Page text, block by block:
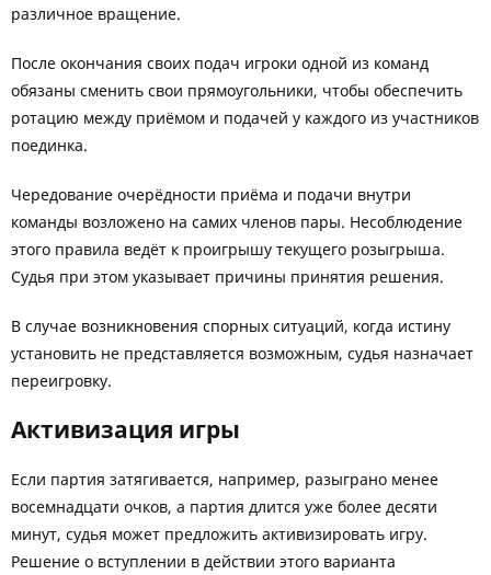
различное вращение.
После окончания своих подач игроки одной из команд
обязаны сменить свои прямоугольники, чтобы обеспечить
ротацию между приёмом и подачей у каждого из участников
поединка.
Чередование очерёдности приёма и подачи внутри
команды возложено на самих членов пары. Несоблюдение
этого правила ведёт к проигрышу текущего розыгрыша.
Судья при этом указывает причины принятия решения.
В случае возникновения спорных ситуаций, когда истину
установить не представляется возможным, судья назначает
переигровку.
Активизация игры
Если партия затягивается, например, разыграно менее
восемнадцати очков, а партия длится уже более десяти
минут, судья может предложить активизировать игру.
Решение о вступлении в действии этого варианта